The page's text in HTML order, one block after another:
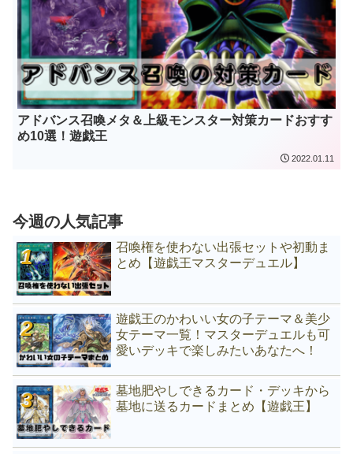
アドバンス召喚メタ＆上級モンスター対策カードおすす
め10選！遊戯王
2022.01.11
今週の人気記事
召喚権を使わない出張セットや初動ま
とめ【遊戯王マスターデュエル】
遊戯王のかわいい女の子テーマ＆美少
女テーマ一覧！マスターデュエルも可
愛いデッキで楽しみたいあなたへ！
墓地肥やしできるカード・デッキから
墓地に送るカードまとめ【遊戯王】